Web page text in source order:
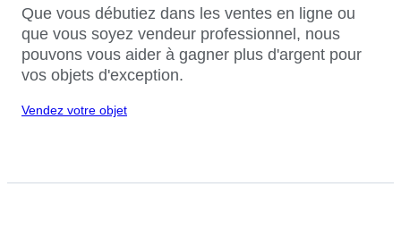
Que vous débutiez dans les ventes en ligne ou
que vous soyez vendeur professionnel, nous
pouvons vous aider à gagner plus d'argent pour
vos objets d'exception.
Vendez votre objet